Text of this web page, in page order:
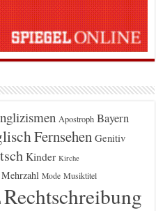
Apostroph Bayern
Fernsehen Genitiv
Kinder Kirche
Mehrzahl Mode Musiktitel
Rechtschreibung